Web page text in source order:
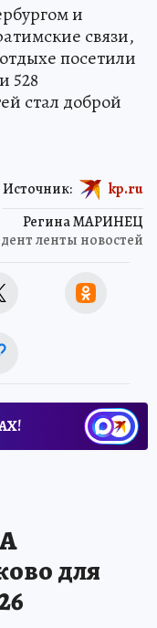
и
связи,
посетили
528
стал доброй
Регина МАРИНЕЦ
ленты новостей
Источник: kp.ru
для